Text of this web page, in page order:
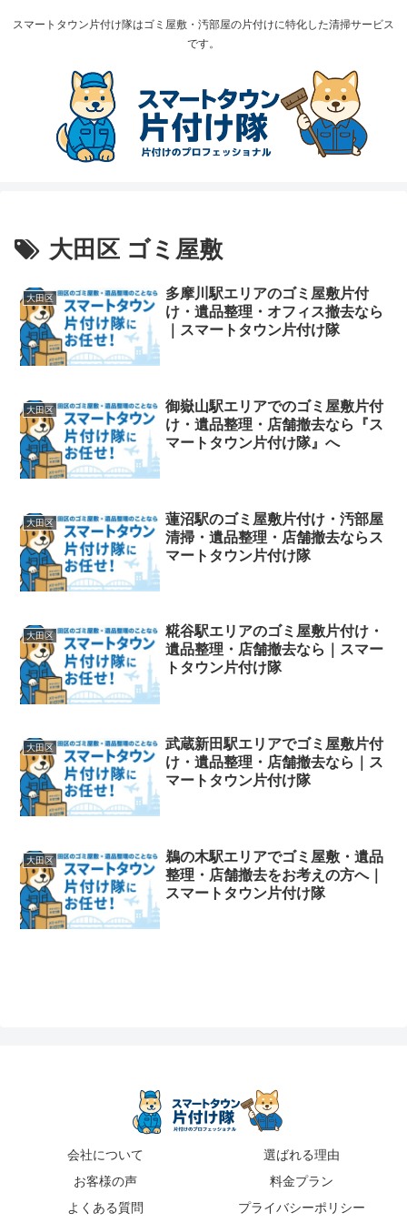
スマートタウン片付け隊はゴミ屋敷・汚部屋の片付けに特化した清掃サービス
です。
大田区 ゴミ屋敷
大田区
多摩川駅エリアのゴミ屋敷片付
け・遺品整理・オフィス撤去なら
｜スマートタウン片付け隊
大田区
御嶽山駅エリアでのゴミ屋敷片付
け・遺品整理・店舗撤去なら『ス
マートタウン片付け隊』へ
大田区
蓮沼駅のゴミ屋敷片付け・汚部屋
清掃・遺品整理・店舗撤去ならス
マートタウン片付け隊
大田区
糀谷駅エリアのゴミ屋敷片付け・
遺品整理・店舗撤去なら｜スマー
トタウン片付け隊
大田区
武蔵新田駅エリアでゴミ屋敷片付
け・遺品整理・店舗撤去なら｜ス
マートタウン片付け隊
大田区
鵜の木駅エリアでゴミ屋敷・遺品
整理・店舗撤去をお考えの方へ｜
スマートタウン片付け隊
会社について
選ばれる理由
お客様の声
料金プラン
よくある質問
プライバシーポリシー